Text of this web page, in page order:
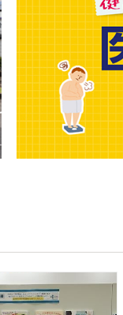
休館日のメンテナンス